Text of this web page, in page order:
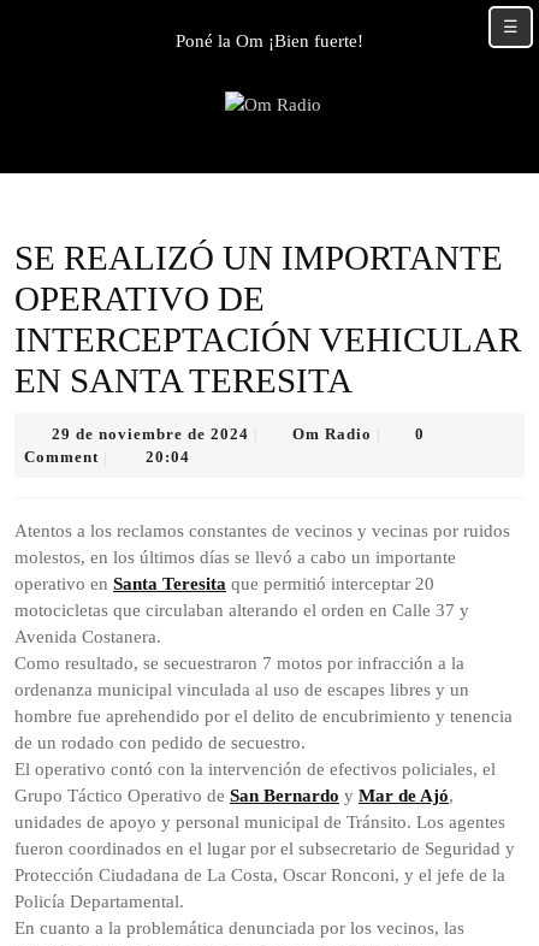
Poné la Om ¡Bien fuerte!
SE REALIZÓ UN IMPORTANTE
OPERATIVO DE
INTERCEPTACIÓN VEHICULAR
EN SANTA TERESITA
29 de noviembre de 2024
2024
Om Radio
0
Comment
20:04
Atentos a los reclamos constantes de vecinos y vecinas por ruidos
molestos, en los últimos días se llevó a cabo un importante
operativo en Santa Teresita que permitió interceptar 20
motocicletas que circulaban alterando el orden en Calle 37 y
Avenida Costanera.
Como resultado, se secuestraron 7 motos por infracción a la
ordenanza municipal vinculada al uso de escapes libres y un
hombre fue aprehendido por el delito de encubrimiento y tenencia
de un rodado con pedido de secuestro.
El operativo contó con la intervención de efectivos policiales, el
Grupo Táctico Operativo de San Bernardo y Mar de Ajó,
unidades de apoyo y personal municipal de Tránsito. Los agentes
fueron coordinados en el lugar por el subsecretario de Seguridad y
Protección Ciudadana de La Costa, Oscar Ronconi, y el jefe de la
Policía Departamental.
En cuanto a la problemática denunciada por los vecinos, las
☰